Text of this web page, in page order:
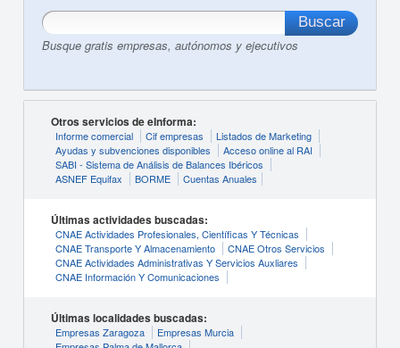
Busque gratis empresas, autónomos y ejecutivos
Otros servicios de eInforma:
Informe comercial Cif empresas
Listados de Marketing
Ayudas y subvenciones disponibles
Acceso online al RAI
SABI - Sistema de Análisis de Balances Ibéricos
ASNEF Equifax
BORME Cuentas Anuales
Últimas actividades buscadas:
CNAE Actividades Profesionales, Científicas Y Técnicas
CNAE Transporte Y Almacenamiento
CNAE Otros Servicios
CNAE Actividades Administrativas Y Servicios Auxliares
CNAE Información Y Comunicaciones
Últimas localidades buscadas:
Empresas Zaragoza
Empresas Murcia